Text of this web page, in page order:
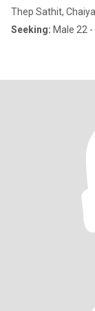
Thep Sathit,
Seeking: Male 22 -